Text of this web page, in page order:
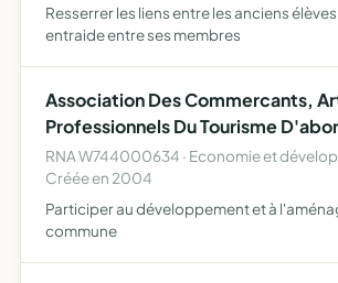
Resserrer les liens entre les anciens
entraide entre ses membres
Association Des Commercants,
Professionnels Du Tourisme
RNA W744000634 · Economie et
Créée en 2004
Participer au développement et à
commune